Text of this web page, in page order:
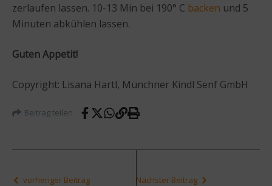
zerlaufen lassen. 10-13 Min bei 190° C backen und 5
Minuten abkühlen lassen.
Guten Appetit!
Copyright: Lisana Hartl, Münchner Kindl Senf GmbH
Beitrag teilen
vorheriger Beitrag Nächster Beitrag